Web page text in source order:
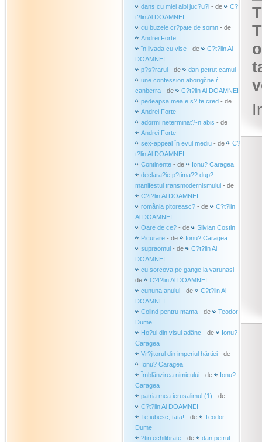
dans cu miei albi juc?u?i - de
C?
t?lin Al DOAMNEI
cu buzele cr?pate de somn - de
Andrei Forte
în livada cu vise - de
C?t?lin Al
DOAMNEI
p?s?rarul - de
dan petrut camui
une confession aborigčne ŕ
canberra - de
C?t?lin Al DOAMNEI
pedeapsa mea e s? te cred - de
Andrei Forte
adormi neterminat?-n abis - de
Andrei Forte
sex-appeal în evul mediu - de
C?
t?lin Al DOAMNEI
Continente - de
Ionu? Caragea
declara?ie p?tima?? dup?
manifestul transmodernismului - de
C?t?lin Al DOAMNEI
românia pitoreasc? - de
C?t?lin
Al DOAMNEI
Oare de ce? - de
Silvian Costin
Picurare - de
Ionu? Caragea
supraomul - de
C?t?lin Al
DOAMNEI
cu sorcova pe gange la varunasi -
de
C?t?lin Al DOAMNEI
cununa anului - de
C?t?lin Al
DOAMNEI
Colind pentru mama - de
Teodor
Dume
Ho?ul din visul adânc - de
Ionu?
Caragea
Vr?jitorul din imperiul hârtiei - de
Ionu? Caragea
Îmblânzirea nimicului - de
Ionu?
Caragea
patria mea ierusalimul (1) - de
C?t?lin Al DOAMNEI
Te iubesc, tata! - de
Teodor
Dume
?tiri echilibrate - de
dan petrut